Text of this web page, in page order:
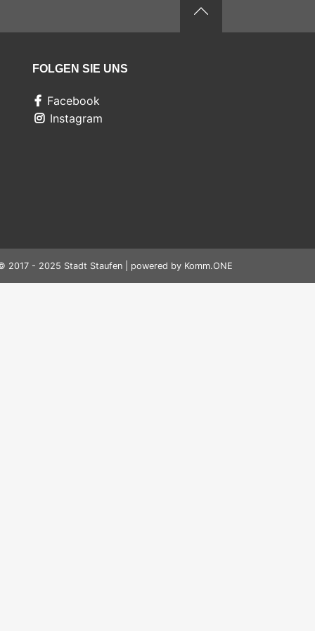
FOLGEN SIE UNS
Facebook
Instagram
2017 - 2025 Stadt Staufen | powered by Komm.ONE